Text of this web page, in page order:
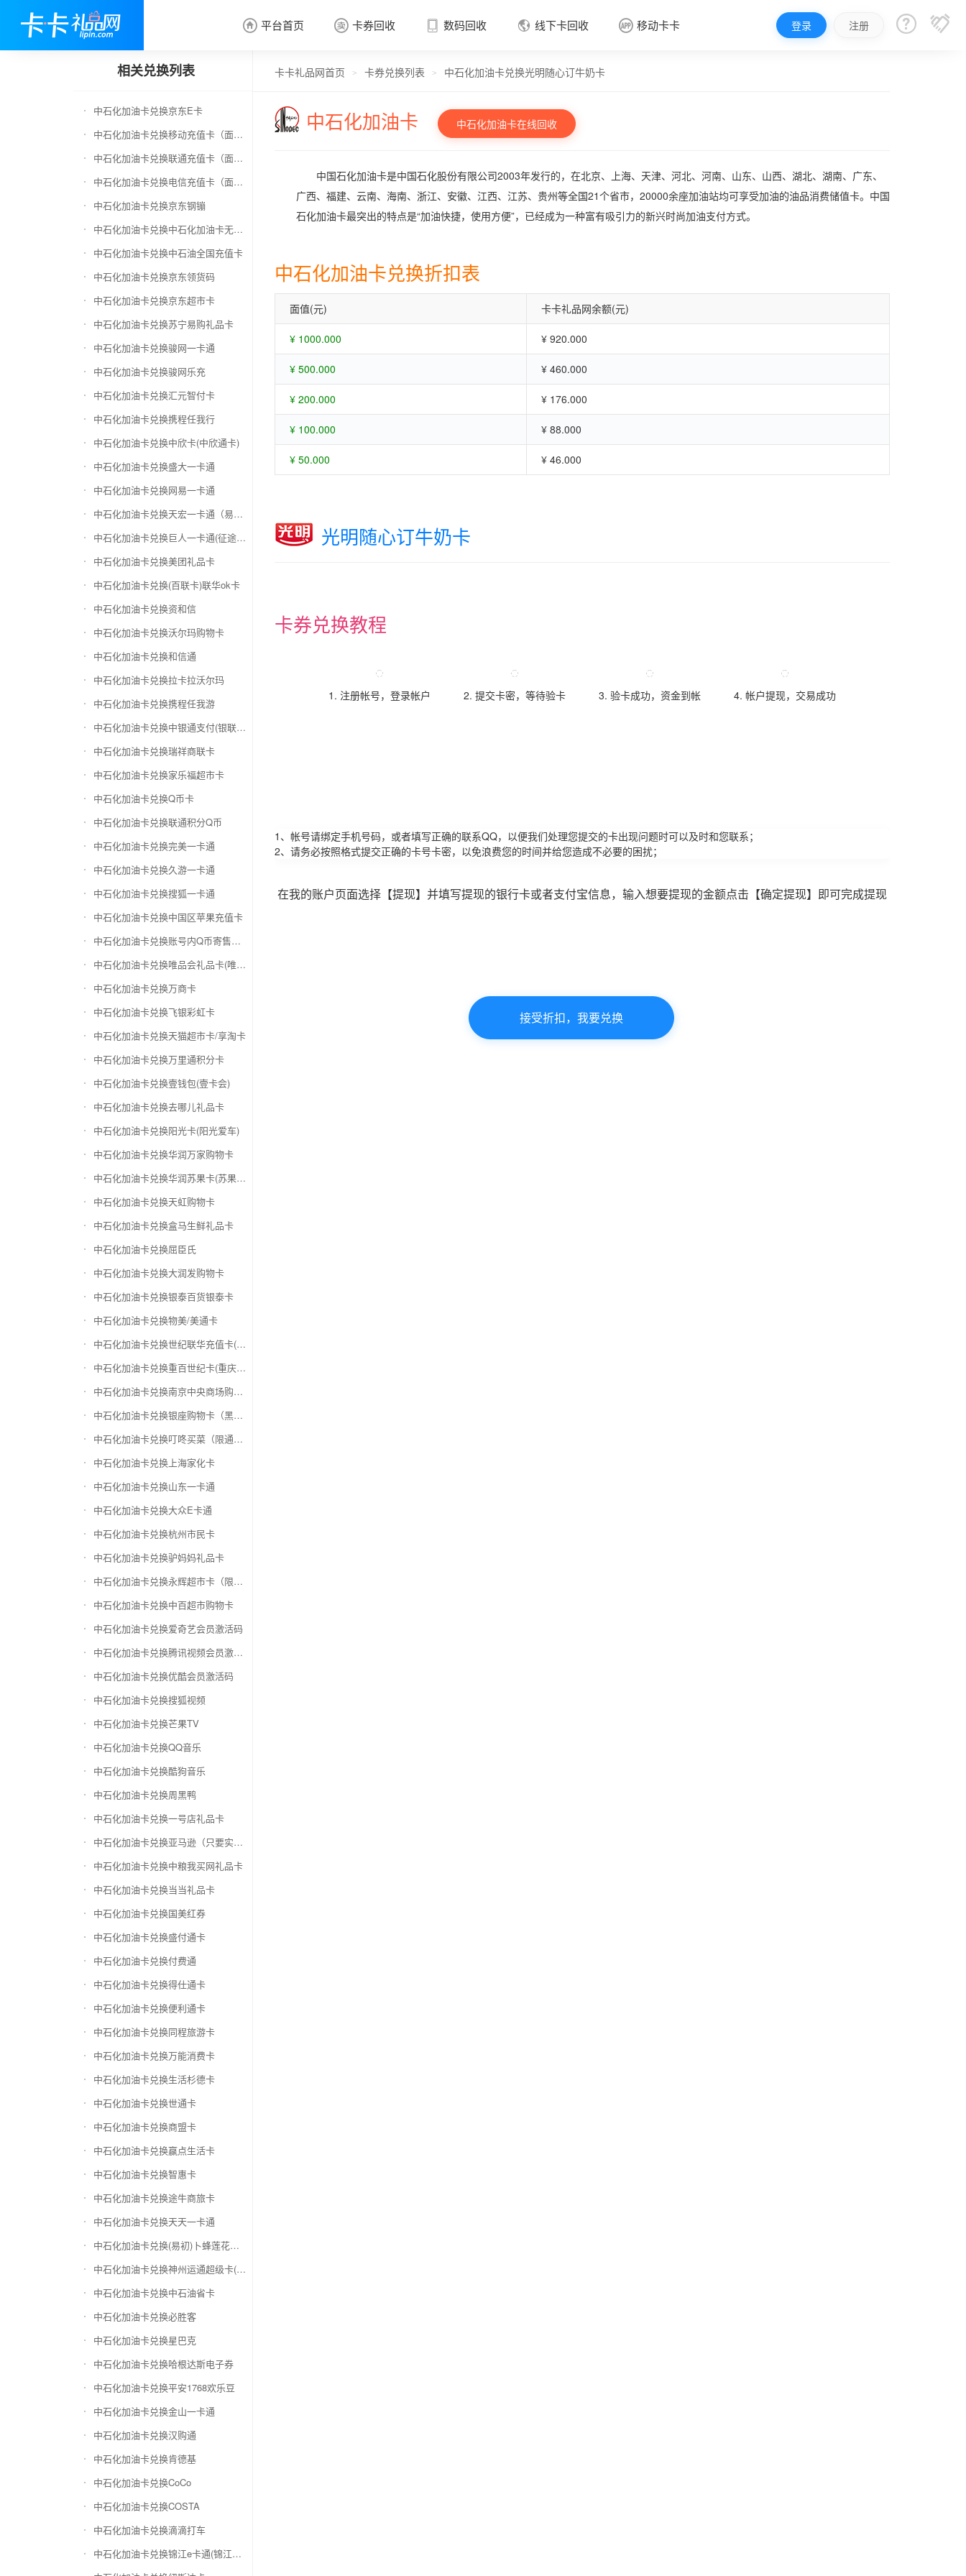
 平台首页  卡券回收
 卡券回收
 数码回收  线下卡回收  移动卡卡 登录 注册  
相关兑换列表
中石化加油卡兑换京东E卡
中石化加油卡兑换移动充值卡（面值千万别选错）
中石化加油卡兑换联通充值卡（面值千万别选错）
中石化加油卡兑换电信充值卡（面值千万别选错）
中石化加油卡兑换京东钢镚
中石化加油卡兑换中石化加油卡无卡号（面值千万别选错）
中石化加油卡兑换中石油全国充值卡
中石化加油卡兑换京东领货码
中石化加油卡兑换京东超市卡
中石化加油卡兑换苏宁易购礼品卡
中石化加油卡兑换骏网一卡通
中石化加油卡兑换骏网乐充
中石化加油卡兑换汇元智付卡
中石化加油卡兑换携程任我行
中石化加油卡兑换中欣卡(中欣通卡)
中石化加油卡兑换盛大一卡通
中石化加油卡兑换网易一卡通
中石化加油卡兑换天宏一卡通（易冲天宏卡）
中石化加油卡兑换巨人一卡通(征途卡)
中石化加油卡兑换美团礼品卡
中石化加油卡兑换(百联卡)联华ok卡
中石化加油卡兑换资和信
中石化加油卡兑换沃尔玛购物卡
中石化加油卡兑换和信通
中石化加油卡兑换拉卡拉沃尔玛
中石化加油卡兑换携程任我游
中石化加油卡兑换中银通支付(银联购物卡)
中石化加油卡兑换瑞祥商联卡
中石化加油卡兑换家乐福超市卡
中石化加油卡兑换Q币卡
中石化加油卡兑换联通积分Q币
中石化加油卡兑换完美一卡通
中石化加油卡兑换久游一卡通
中石化加油卡兑换搜狐一卡通
中石化加油卡兑换中国区苹果充值卡
中石化加油卡兑换账号内Q币寄售（维护中）
中石化加油卡兑换唯品会礼品卡(唯品卡)
中石化加油卡兑换万商卡
中石化加油卡兑换飞银彩虹卡
中石化加油卡兑换天猫超市卡/享淘卡
中石化加油卡兑换万里通积分卡
中石化加油卡兑换壹钱包(壹卡会)
中石化加油卡兑换去哪儿礼品卡
中石化加油卡兑换阳光卡(阳光爱车)
中石化加油卡兑换华润万家购物卡
中石化加油卡兑换华润苏果卡(苏果超市卡)（维护 请暂停提交）
中石化加油卡兑换天虹购物卡
中石化加油卡兑换盒马生鲜礼品卡
中石化加油卡兑换屈臣氏
中石化加油卡兑换大润发购物卡
中石化加油卡兑换银泰百货银泰卡
中石化加油卡兑换物美/美通卡
中石化加油卡兑换世纪联华充值卡(杭州联华)
中石化加油卡兑换重百世纪卡(重庆百货)
中石化加油卡兑换南京中央商场购物卡
中石化加油卡兑换银座购物卡（黑卡）
中石化加油卡兑换叮咚买菜（限通用礼品卡）
中石化加油卡兑换上海家化卡
中石化加油卡兑换山东一卡通
中石化加油卡兑换大众E卡通
中石化加油卡兑换杭州市民卡
中石化加油卡兑换驴妈妈礼品卡
中石化加油卡兑换永辉超市卡（限实体卡）
中石化加油卡兑换中百超市购物卡
中石化加油卡兑换爱奇艺会员激活码
中石化加油卡兑换腾讯视频会员激活码
中石化加油卡兑换优酷会员激活码
中石化加油卡兑换搜狐视频
中石化加油卡兑换芒果TV
中石化加油卡兑换QQ音乐
中石化加油卡兑换酷狗音乐
中石化加油卡兑换周黑鸭
中石化加油卡兑换一号店礼品卡
中石化加油卡兑换亚马逊（只要实体卡）
中石化加油卡兑换中粮我买网礼品卡
中石化加油卡兑换当当礼品卡
中石化加油卡兑换国美红券
中石化加油卡兑换盛付通卡
中石化加油卡兑换付费通
中石化加油卡兑换得仕通卡
中石化加油卡兑换便利通卡
中石化加油卡兑换同程旅游卡
中石化加油卡兑换万能消费卡
中石化加油卡兑换生活杉德卡
中石化加油卡兑换世通卡
中石化加油卡兑换商盟卡
中石化加油卡兑换赢点生活卡
中石化加油卡兑换智惠卡
中石化加油卡兑换途牛商旅卡
中石化加油卡兑换天天一卡通
中石化加油卡兑换(易初)卜蜂莲花礼品卡
中石化加油卡兑换神州运通超级卡(运通网购卡)
中石化加油卡兑换中石油省卡
中石化加油卡兑换必胜客
中石化加油卡兑换星巴克
中石化加油卡兑换哈根达斯电子券
中石化加油卡兑换平安1768欢乐豆
中石化加油卡兑换金山一卡通
中石化加油卡兑换汉购通
中石化加油卡兑换肯德基
中石化加油卡兑换CoCo
中石化加油卡兑换COSTA
中石化加油卡兑换滴滴打车
中石化加油卡兑换锦江e卡通(锦江一卡通)
卡卡礼品网首页 > 卡券兑换列表 > 中石化加油卡兑换光明随心订牛奶卡
中石化加油卡 中石化加油卡在线回收
中国石化加油卡是中国石化股份有限公司2003年发行的，在北京、上海、天津、河北、河南、山东、山西、湖北、湖南、广东、
广西、福建、云南、海南、浙江、安徽、江西、江苏、贵州等全国21个省市，20000余座加油站均可享受加油的油品消费储值卡。中国
石化加油卡最突出的特点是“加油快捷，使用方便”，已经成为一种富有吸引力的新兴时尚加油支付方式。
中石化加油卡兑换折扣表
面值(元) 卡卡礼品网余额(元)
¥ 1000.000 ¥ 920.000
¥ 500.000 ¥ 460.000
¥ 200.000 ¥ 176.000
¥ 100.000 ¥ 88.000
¥ 50.000 ¥ 46.000
光明随心订牛奶卡
卡券兑换教程
1. 注册帐号，登录帐户 2. 提交卡密，等待验卡 3. 验卡成功，资金到帐 4. 帐户提现，交易成功
1、帐号请绑定手机号码，或者填写正确的联系QQ，以便我们处理您提交的卡出现问题时可以及时和您联系；
2、请务必按照格式提交正确的卡号卡密，以免浪费您的时间并给您造成不必要的困扰；
在我的账户页面选择【提现】并填写提现的银行卡或者支付宝信息，输入想要提现的金额点击【确定提现】即可完成提现
接受折扣，我要兑换